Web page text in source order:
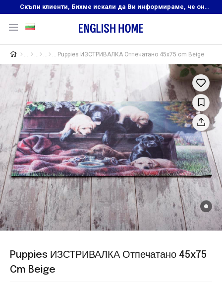
Скъпи клиенти, Бихме искали да Ви информираме, че онлайн магазинът на English Home преустановява своята дейност. Прекрасният ни и усмихнат екип ,Ви очаква в нашите физически магазини, където ще откриете любимите си продукти! Благодарим Ви, че сте част от семейството на Еnglish Home!
Puppies ИЗСТРИВАЛКА Отпечатано 45x75 cm Beige
Puppies ИЗСТРИВАЛКА Отпечатано 45x75
Cm Beige